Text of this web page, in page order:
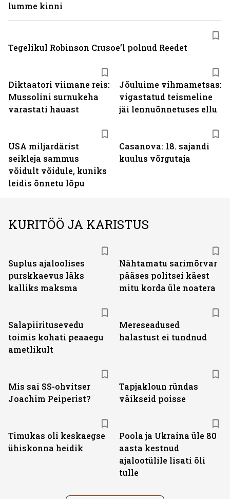
Diktaatori viimane reis:
Mussolini surnukeha
varastati hauast
Jõuluime vihmametsas:
vigastatud teismeline
jäi lennuõnnetuses ellu
USA miljardärist
seikleja sammus
võidult võidule, kuniks
leidis õnnetu lõpu
Casanova: 18. sajandi
kuulus võrgutaja
lumme kinni
Tegelikul Robinson Crusoe’l polnud Reedet
KURITÖÖ JA KARISTUS
Suplus ajaloolises
purskkaevus läks
kalliks maksma
Nähtamatu sarimõrvar
pääses politsei käest
mitu korda üle noatera
Salapiiritusevedu
toimis kohati peaaegu
ametlikult
Mereseadused
halastust ei tundnud
Mis sai SS-ohvitser
Joachim Peiperist?
Tapjakloun ründas
väikseid poisse
Timukas oli keskaegse
ühiskonna heidik
Poola ja Ukraina üle 80
aasta kestnud
ajalootülile lisati õli
tulle